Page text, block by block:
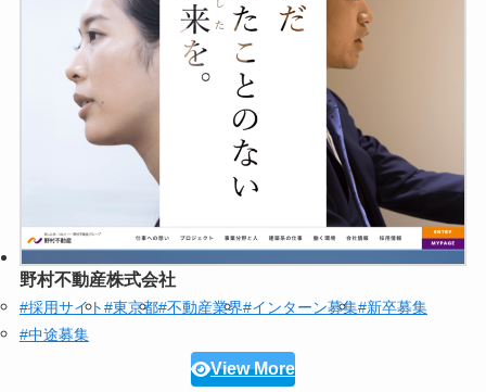
野村不動産株式会社
#採用サイト#東京都#不動産業界#インターン募集#新卒募集
#中途募集
View More